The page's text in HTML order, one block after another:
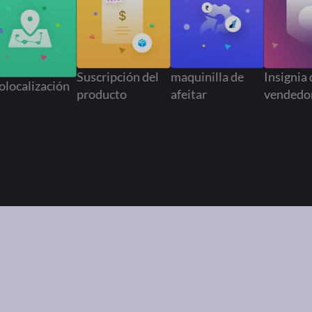
Geolocalización
Suscripción del
producto
maquinilla de
afeitar